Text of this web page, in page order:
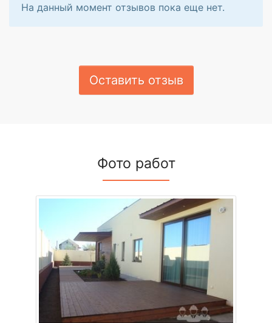
На данный момент отзывов пока еще нет.
Оставить отзыв
Фото работ